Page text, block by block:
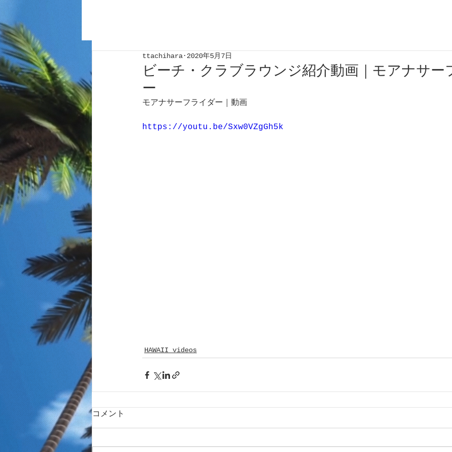
ビーチ・クラブラウンジ紹介動画｜モアナサー
ー
ttachihara 2020年5月7日
モアナサーフライダー｜動画
https://youtu.be/Sxw0VZgGh5k
HAWAII videos
コメント